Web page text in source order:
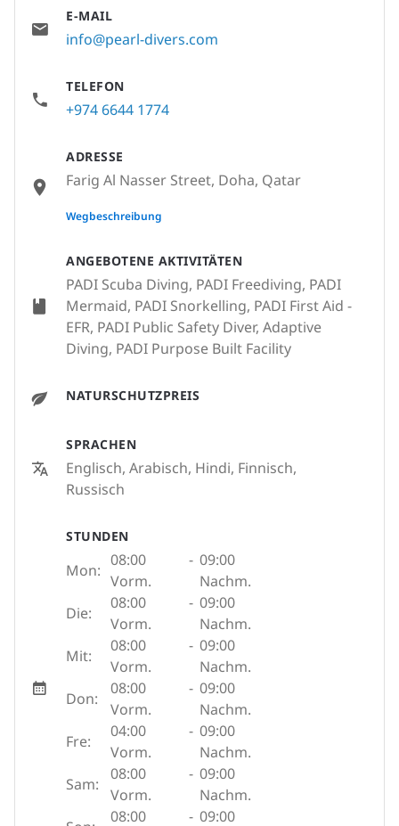
ANGEBOTENE AKTIVITÄTEN
PADI Scuba Diving, PADI Freediving, PADI
Mermaid, PADI Snorkelling, PADI First Aid -
EFR, PADI Public Safety Diver, Adaptive
Diving, PADI Purpose Built Facility
NATURSCHUTZPREIS
SPRACHEN
Englisch, Arabisch, Hindi, Finnisch,
Russisch
STUNDEN
Mon:
08:00
Vorm.
- 09:00
Nachm.
Die:
08:00
Vorm.
- 09:00
Nachm.
Mit:
08:00
Vorm.
- 09:00
Nachm.
Don:
08:00
Vorm.
- 09:00
Nachm.
Fre:
04:00
Vorm.
- 09:00
Nachm.
Sam:
08:00
Vorm.
- 09:00
Nachm.
08:00 - 09:00
E-MAIL
info@pearl-divers.com
TELEFON
+974 6644 1774
ADRESSE
Farig Al Nasser Street, Doha, Qatar
None
Wegbeschreibung